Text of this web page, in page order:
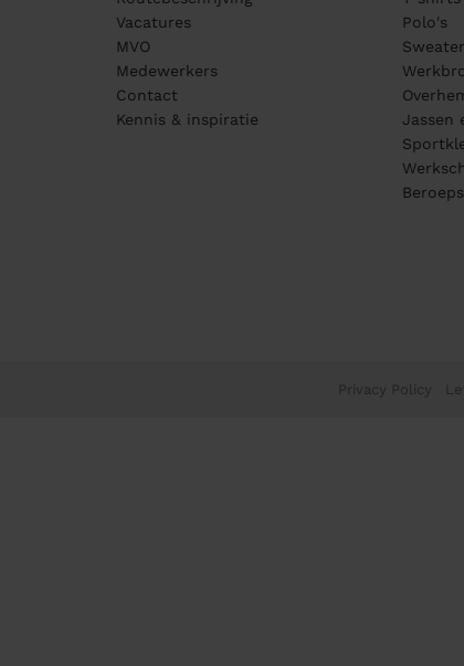
Vacatures
MVO
Medewerkers
Contact
Kennis & inspiratie
Polo's
Jassen
Privacy Policy